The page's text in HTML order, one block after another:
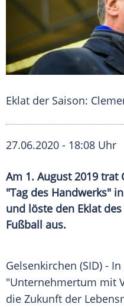
Eklat der Saison:
27.06.2020 - 18:08 Uhr
Am 1. August 2019 trat
"Tag des Handwerks"
und löste den Eklat
Fußball aus.
Gelsenkirchen (SID) -
"Unternehmertum mit
die Zukunft der